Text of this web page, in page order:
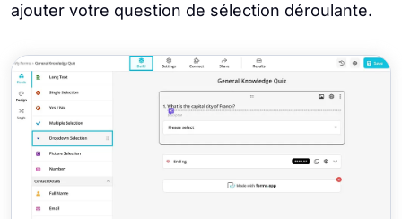
ajouter votre question de sélection déroulante.